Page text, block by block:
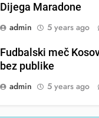
Dijega Maradone
admin
5 years ago
Fudbalski meč
bez publike
admin
5 years ago